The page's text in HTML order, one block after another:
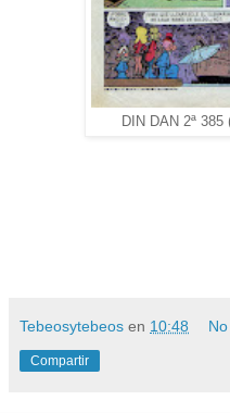
DIN DAN 2ª
Tebeosytebeos en 10:48
Compartir